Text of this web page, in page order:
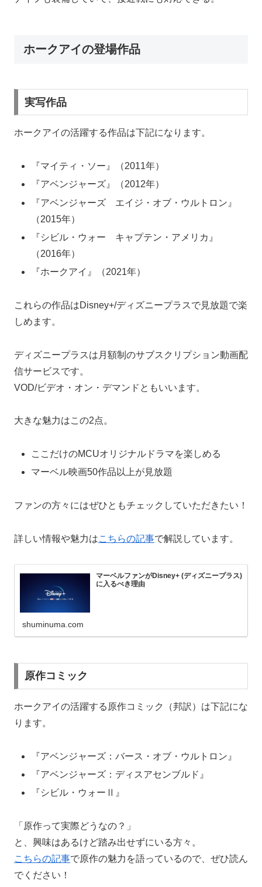
ホークアイの登場作品
実写作品
ホークアイの活躍する作品は下記になります。
『マイティ・ソー』（2011年）
『アベンジャーズ』（2012年）
『アベンジャーズ エイジ・オブ・ウルトロン』
（2015年）
『シビル・ウォー キャプテン・アメリカ』
（2016年）
『ホークアイ』（2021年）
これらの作品はDisney+/ディズニープラスで見放題で楽
しめます。
ディズニープラスは月額制のサブスクリプション動画配
信サービスです。
VOD/ビデオ・オン・デマンドともいいます。
大きな魅力はこの2点。
ここだけのMCUオリジナルドラマを楽しめる
マーベル映画50作品以上が見放題
ファンの方々にはぜひともチェックしていただきたい！
詳しい情報や魅力はこちらの記事で解説しています。
マーベルファンがDisney+ (ディズニープラス)
に入るべき理由
shuminuma.com
原作コミック
ホークアイの活躍する原作コミック（邦訳）は下記にな
ります。
『アベンジャーズ：バース・オブ・ウルトロン』
『アベンジャーズ：ディスアセンブルド』
『シビル・ウォーⅡ』
「原作って実際どうなの？」
と、興味はあるけど踏み出せずにいる方々。
こちらの記事で原作の魅力を語っているので、ぜひ読ん
でください！